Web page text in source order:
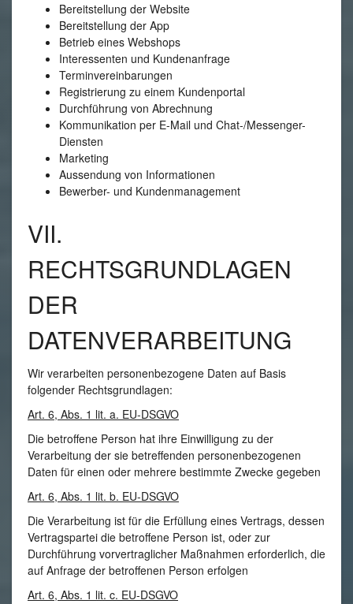
Bereitstellung der Website
Bereitstellung der App
Betrieb eines Webshops
Interessenten und Kundenanfrage
Terminvereinbarungen
Registrierung zu einem Kundenportal
Durchführung von Abrechnung
Kommunikation per E-Mail und Chat-/Messenger-
Diensten
Marketing
Aussendung von Informationen
Bewerber- und Kundenmanagement
VII.
RECHTSGRUNDLAGEN
DER
DATENVERARBEITUNG
Wir verarbeiten personenbezogene Daten auf Basis
folgender Rechtsgrundlagen:
Art. 6, Abs. 1 lit. a. EU-DSGVO
Die betroffene Person hat ihre Einwilligung zu der
Verarbeitung der sie betreffenden personenbezogenen
Daten für einen oder mehrere bestimmte Zwecke gegeben
Art. 6, Abs. 1 lit. b. EU-DSGVO
Die Verarbeitung ist für die Erfüllung eines Vertrags, dessen
Vertragspartei die betroffene Person ist, oder zur
Durchführung vorvertraglicher Maßnahmen erforderlich, die
auf Anfrage der betroffenen Person erfolgen
Art. 6, Abs. 1 lit. c. EU-DSGVO